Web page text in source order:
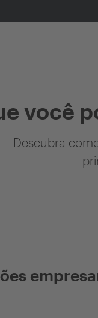
você
Descubra